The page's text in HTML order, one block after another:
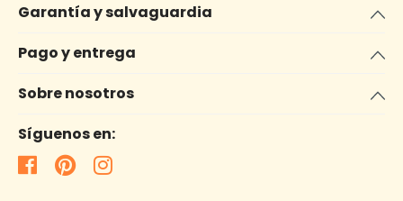
Garantía y salvaguardia
Pago y entrega
Sobre nosotros
Síguenos en: